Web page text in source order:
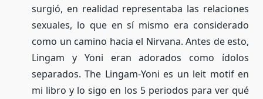
surgió, en realidad representaba las relaciones
sexuales, lo que en sí mismo era considerado
como un camino hacia el Nirvana. Antes de esto,
Lingam y Yoni eran adorados como ídolos
separados. The Lingam-Yoni es un leit motif en
mi libro y lo sigo en los 5 periodos para ver qué